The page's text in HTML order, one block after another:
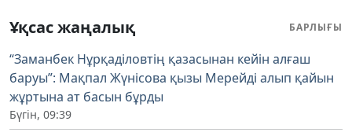
Ұқсас жаңалық БАРЛЫҒЫ
“Заманбек Нұрқаділовтің қазасынан кейін алғаш
баруы”: Мақпал Жүнісова қызы Мерейді алып қайын
жұртына ат басын бұрды
Бүгін, 09:39